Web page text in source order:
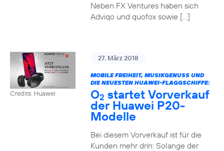
Neben FX Ventures haben sich
Adviqo und quofox sowie […]
Credits: Huawei
27. März 2018
MOBILE FREIHEIT, MUSIKGENUSS UND
DIE NEUESTEN HUAWEI-FLAGGSCHIFFE:
O2 startet Vorverkauf
der Huawei P20-
Modelle
Bei diesem Vorverkauf ist für die
Kunden mehr drin: Solange der